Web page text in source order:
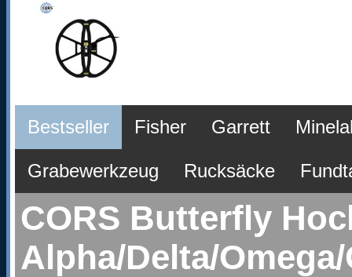
Bestseller Fisher Garrett
Grabewerkzeug Rucksäcke
CORS Butterfly
Alpha/Delta/